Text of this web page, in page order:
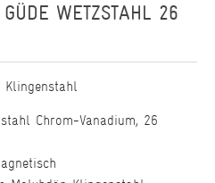
GÜDE WETZSTAHL 26
Klingenstahl
Chrom-Vanadium, 26